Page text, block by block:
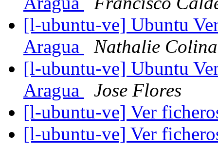
[l-ubuntu-ve] Ubuntu
Aragua
Nathalie Colina
[l-ubuntu-ve] Ubuntu
Aragua
Jose Flores
[l-ubuntu-ve] Ver
[l-ubuntu-ve] Ver